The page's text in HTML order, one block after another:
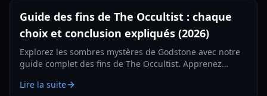
Guide des fins de The Occultist : chaque
choix et conclusion expliqués (2026)
Explorez les sombres mystères de Godstone avec notre
guide complet des fins de The Occultist. Apprenez
pour Alan Revels.
Lire la suite